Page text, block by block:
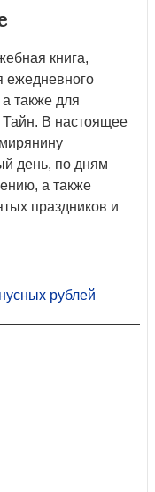
книга,
ежедневного
также для
В настоящее
день, по дням
а также
праздников и
рублей